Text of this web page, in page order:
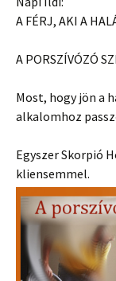
A FÉRJ, AKI A
A PORSZÍVÓZÓ
Most, hogy jön a
alkalomhoz
Egyszer Skorpió
kliensemmel.